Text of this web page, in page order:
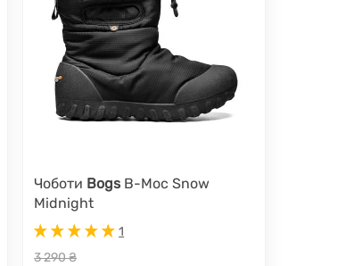
Чоботи Bogs B-Moc Snow
Midnight
1
3 290 ₴